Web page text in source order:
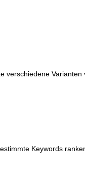
verschiedene
Keywords